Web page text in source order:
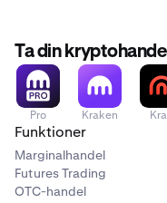
Ta din
Pro Kraken
Funktioner
Marginalhandel
Futures Trading
OTC-handel